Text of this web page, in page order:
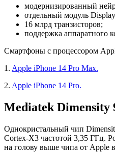
модернизированный
отдельный модуль
16 млрд транзисторов;
поддержка аппаратного
Смартфоны с процессором
1. Apple iPhone 14 Pro Max.
2. Apple iPhone 14 Pro.
Mediatek Dimensity
Однокристальный чип
Cortex-X3 частотой 3,35 ГГц.
на голову выше чипа от Apple